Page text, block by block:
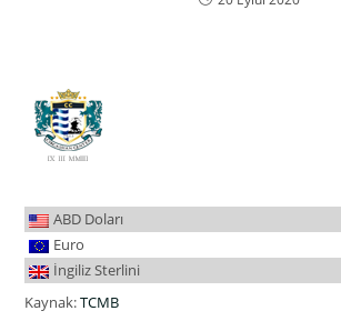
ABD Doları
Euro
İngiliz Sterlini
Kaynak:TCMB